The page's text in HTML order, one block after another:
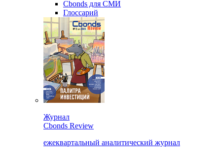
Cbonds для СМИ
Глоссарий
Журнал
Cbonds Review
ежеквартальный аналитический журнал